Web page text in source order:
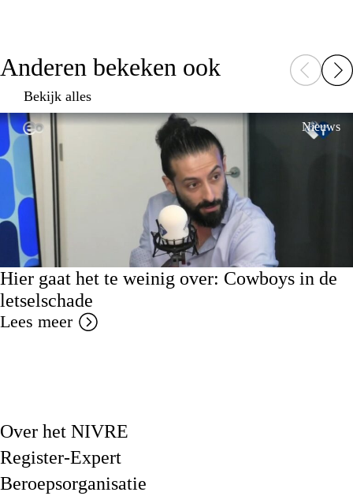
Anderen bekeken ook
Bekijk alles
Nieuws
Hier gaat het te weinig over: Cowboys in de
letselschade
Lees meer
Over het NIVRE
Register-Expert
Beroepsorganisatie